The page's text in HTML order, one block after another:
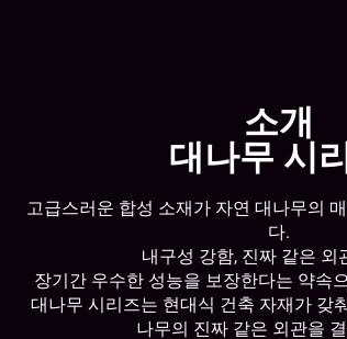
소개
대나무 시
고급스러운 합성 소재가 자연 대나무의
다.
내구성 강함, 진짜 같은 외
장기간 우수한 성능을 보장한다는 약속
대나무 시리즈는 현대식 건축 자재가 갖
나무의 진짜 같은 외관을